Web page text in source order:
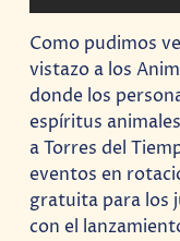
Como pudimos
vistazo a los
donde los
espíritus
a Torres del
eventos en
gratuita para los
con el